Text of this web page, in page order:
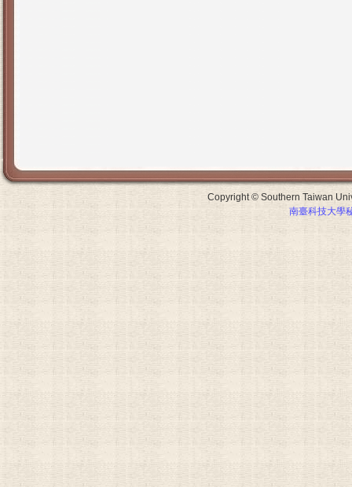
Copyright © Southern Taiwan
南臺科技大學